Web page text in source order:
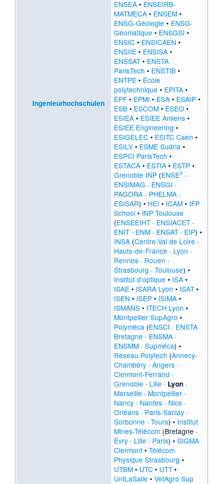
Ingenieurhochschulen
ENSEA• ENSEIRB-
MATMECA• ENSEM•
ENSG-Géologie • ENSG-
Géomatique • ENSGSI •
ENSIC• ENSICAEN •
ENSIIE• ENSISA•
ENSSAT• ENSTA
ParisTech • ENSTIB•
ENTPE• École
polytechnique • EPITA•
EPF• EPMI • ESA• ESAIP•
ESB• ESCOM• ESEO •
ESIEA• ESIEE Amiens•
ESIEE Engineering •
ESIGELEC• ESITC Caen •
ESILV• ESME Sudria •
ESPCI ParisTech •
ESTACA• ESTIA• ESTP•
Grenoble INP(ENSE3 ·
ENSIMAG · ENSGI ·
PAGORA· PHELMA·
ESISAR) • HEI • ICAM• IFP
School • INP Toulouse
(ENSEEIHT· ENSIACET·
ENIT· ENM· ENSAT· EIP) •
INSA(Centre-Val de Loire ·
Hauts-de-France · Lyon ·
Rennes· Rouen ·
Strasbourg · Toulouse) •
Institut d’optique • ISA•
ISAE• ISARA Lyon • ISAT•
ISEN • ISEP• ISIMA•
ISMANS• ITECH Lyon •
Montpellier SupAgro •
Polyméca (ENSCI · ENSTA
Bretagne · ENSMA·
ENSMM· Supméca) •
Réseau Polytech (Annecy-
Chambéry· Angers·
Clermont-Ferrand ·
Grenoble · Lille · Lyon·
Marseille · Montpellier·
Nancy· Nantes· Nice ·
Orléans· Paris-Saclay·
Sorbonne · Tours) • Institut
Mines-Télécom(Bretagne ·
Évry· Lille · Paris) • SIGMA
Clermont• Télécom
Physique Strasbourg •
UTBM• UTC• UTT•
UniLaSalle • VetAgro Sup